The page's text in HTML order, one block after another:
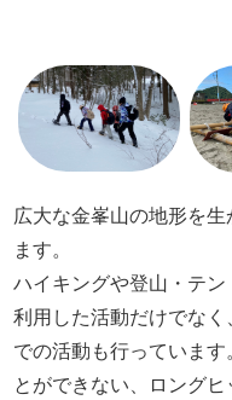
広大な金峯山の地形を
ます。
ハイキングや登山・テ
利用した活動だけでな
での活動も行っていま
とができない、ロング